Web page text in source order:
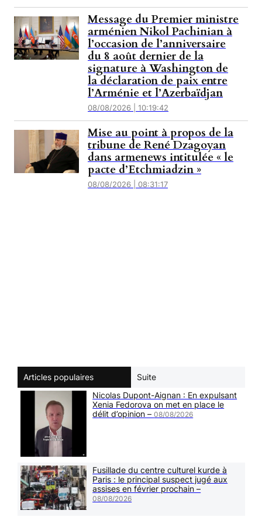
Message du Premier ministre
arménien Nikol Pachinian à
l’occasion de l’anniversaire
du 8 août dernier de la
signature à Washington de
la déclaration de paix entre
l’Arménie et l’Azerbaïdjan
08/08/2026 | 10:19:42
Mise au point à propos de la
tribune de René Dzagoyan
dans armenews intitulée « le
pacte d’Etchmiadzin »
08/08/2026 | 08:31:17
Articles populaires
Suite
Nicolas Dupont-Aignan : En expulsant
Xenia Fedorova on met en place le
délit d’opinion –08/08/2026
Fusillade du centre culturel kurde à
Paris : le principal suspect jugé aux
assises en février prochain –
08/08/2026